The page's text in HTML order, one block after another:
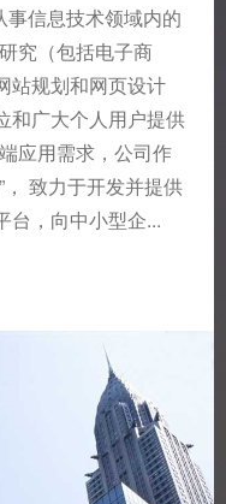
信息技术领域内的
究（包括电子商
站规划和网页设计
和广大个人用户提供
应用需求，公司作
致力于开发并提供
台，向中小型企...